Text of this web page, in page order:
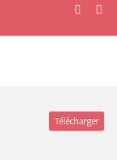
Télécharger